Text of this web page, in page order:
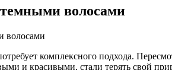
волосами
комплексного подхода.
и красивыми, стали терять свой